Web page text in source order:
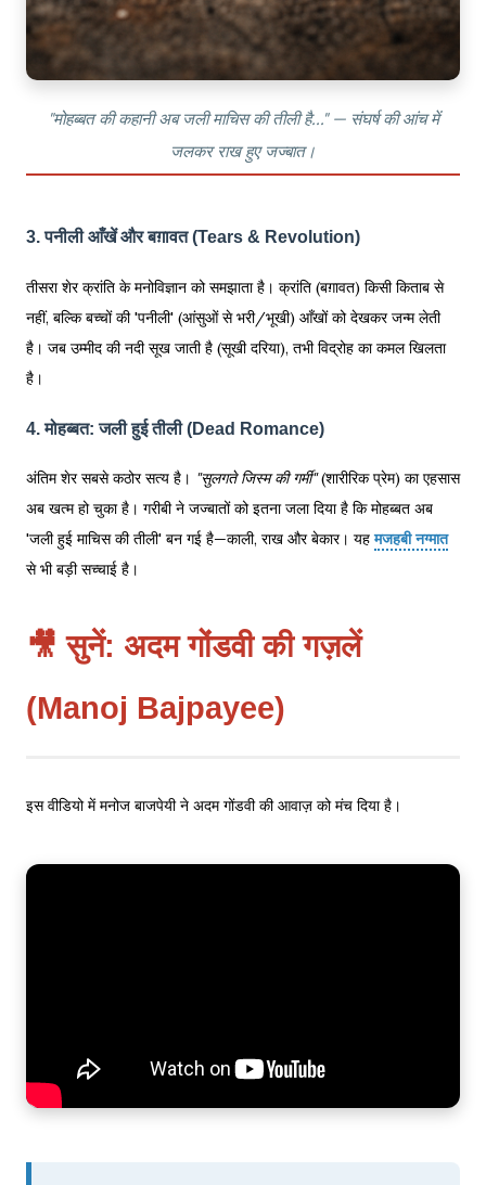
"मोहब्बत की कहानी अब जली माचिस की तीली है..." — संघर्ष की आंच में
जलकर राख हुए जज्बात।
3. पनीली आँखें और बग़ावत (Tears & Revolution)
तीसरा शेर क्रांति के मनोविज्ञान को समझाता है। क्रांति (बग़ावत) किसी किताब से
नहीं, बल्कि बच्चों की 'पनीली' (आंसुओं से भरी/भूखी) आँखों को देखकर जन्म लेती
है। जब उम्मीद की नदी सूख जाती है (सूखी दरिया), तभी विद्रोह का कमल खिलता
है।
4. मोहब्बत: जली हुई तीली (Dead Romance)
अंतिम शेर सबसे कठोर सत्य है। "सुलगते जिस्म की गर्मी"(शारीरिक प्रेम) का एहसास
अब खत्म हो चुका है। गरीबी ने जज्बातों को इतना जला दिया है कि मोहब्बत अब
'जली हुई माचिस की तीली' बन गई है—काली, राख और बेकार। यहमजहबी नग्मात
से भी बड़ी सच्चाई है।
🎥 सुनें: अदम गोंडवी की गज़लें
(Manoj Bajpayee)
इस वीडियो में मनोज बाजपेयी ने अदम गोंडवी की आवाज़ को मंच दिया है।